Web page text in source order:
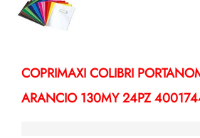
COPRIMAXI COLIBRI
ARANCIO 130MY 24PZ